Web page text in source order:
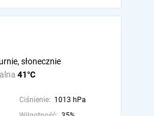
41°C
słonecznie
Ciśnienie: 1013 hPa